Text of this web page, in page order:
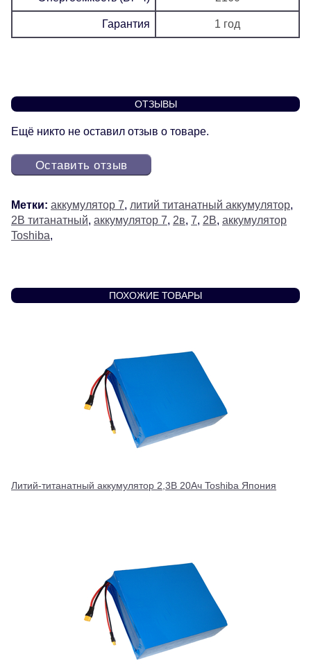
Гарантия 1 год
ОТЗЫВЫ
Ещё никто не оставил отзыв о товаре.
Оставить отзыв
Метки: аккумулятор 7, литий титанатный аккумулятор,
2В титанатный, аккумулятор 7, 2в, 7, 2В, аккумулятор
Toshiba,
ПОХОЖИЕ ТОВАРЫ
Литий-титанатный аккумулятор 2,3В 20Ач Toshiba Япония